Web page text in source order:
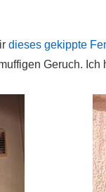
dieses gekippte
Geruch.